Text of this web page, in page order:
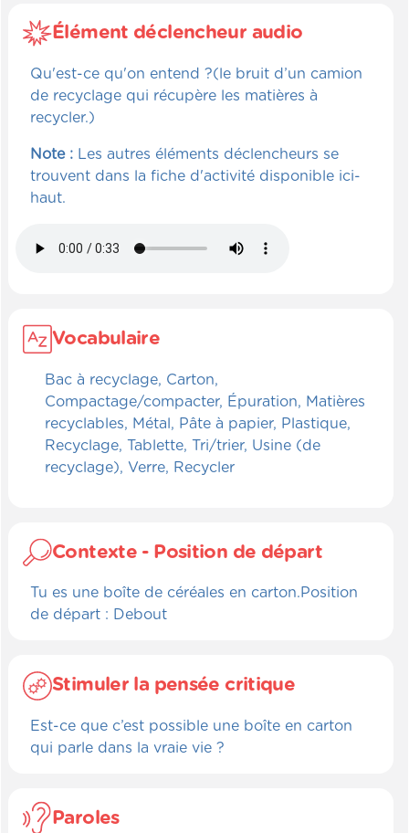
Élément déclencheur audio
Qu'est-ce qu'on entend ?(le bruit d’un camion
de recyclage qui récupère les matières à
recycler.)
Note : Les autres éléments déclencheurs se
trouvent dans la fiche d'activité disponible ici-
haut.
Vocabulaire
Bac à recyclage, Carton,
Compactage/compacter, Épuration, Matières
recyclables, Métal, Pâte à papier, Plastique,
Recyclage, Tablette, Tri/trier, Usine (de
recyclage), Verre, Recycler
Contexte - Position de départ
Tu es une boîte de céréales en carton.Position
de départ : Debout
Stimuler la pensée critique
Est-ce que c’est possible une boîte en carton
qui parle dans la vraie vie ?
Paroles